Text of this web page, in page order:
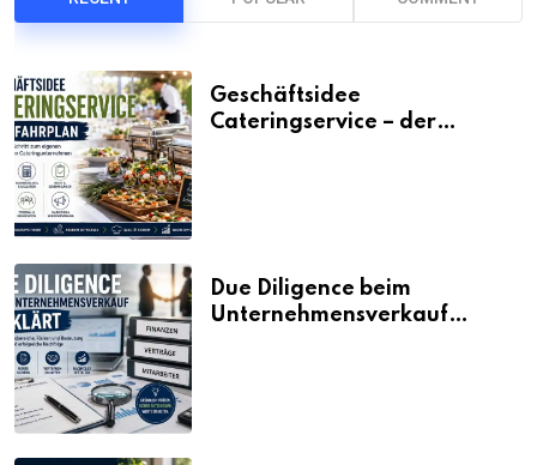
Geschäftsidee
Cateringservice – der
Due Diligence beim
Unternehmensverkauf